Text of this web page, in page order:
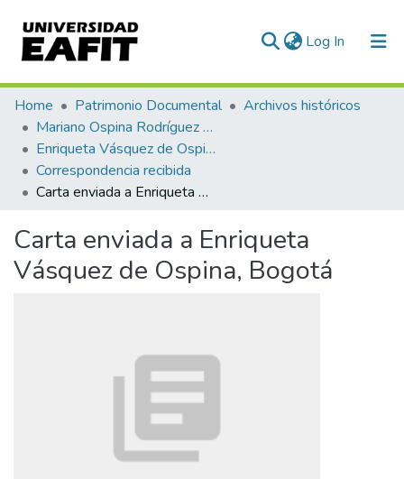
Log In (current)
Communities & Collections
All of DSpace
Statistics
Home Patrimonio Documental
Archivos históricos
Mariano Ospina Rodríguez (1826 -1912)
Enriqueta Vásquez de Ospina
Correspondencia recibida
Carta enviada a Enriqueta Vásquez de Ospina, Bogotá
Carta enviada a Enriqueta
Vásquez de Ospina, Bogotá